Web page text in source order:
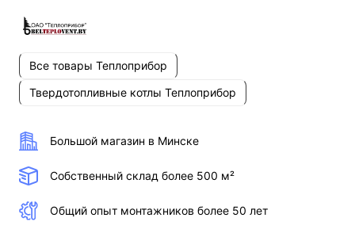
Все товары Теплоприбор
Твердотопливные котлы Теплоприбор
Большой магазин в Минске
Собственный склад более 500 м²
Общий опыт монтажников более 50 лет